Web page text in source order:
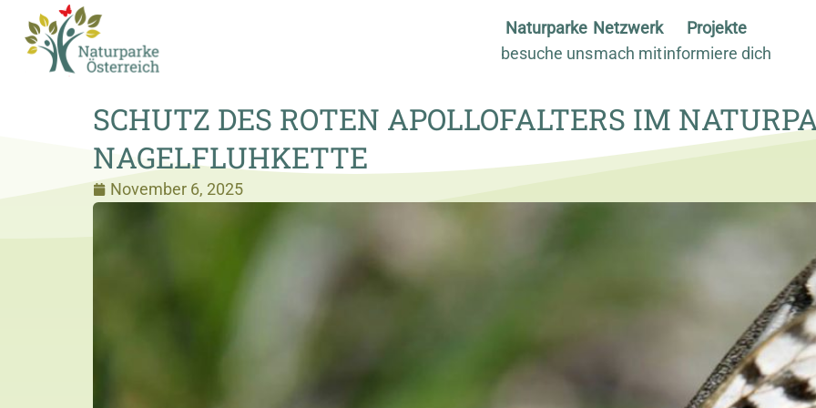
Naturparke
besuche uns
Netzwerk
mach mit
Projekte
informiere dich
SCHUTZ DES ROTEN APOLLOFALTERS IM
NAGELFLUHKETTE
November 6, 2025